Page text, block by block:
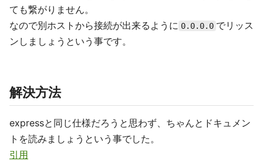
ても繋がりません。
なので別ホストから接続が出来るように 0.0.0.0 でリッス
ンしましょうという事です。
解決方法
expressと同じ仕様だろうと思わず、ちゃんとドキュメン
トを読みましょうという事でした。
引用